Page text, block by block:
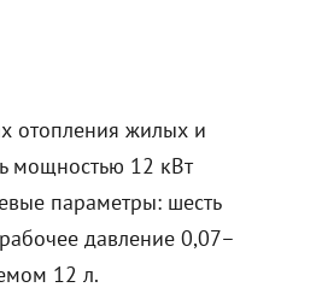
отопления жилых и
мощностью 12 кВт
параметры: шесть
давление 0,07–
12 л.